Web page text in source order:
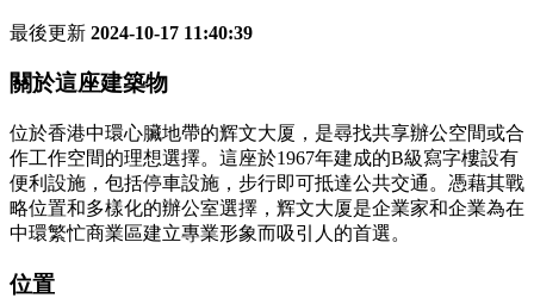
最後更新 2024-10-17 11:40:39
關於這座建築物
位於香港中環心臟地帶的辉文大厦，是尋找共享辦公空間或合
作工作空間的理想選擇。這座於1967年建成的B級寫字樓設有
便利設施，包括停車設施，步行即可抵達公共交通。憑藉其戰
略位置和多樣化的辦公室選擇，辉文大厦是企業家和企業為在
中環繁忙商業區建立專業形象而吸引人的首選。
位置